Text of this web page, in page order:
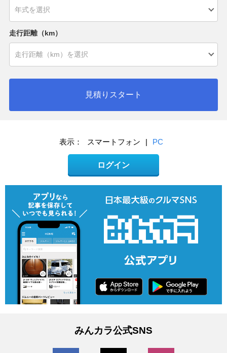
走行距離（km）
見積りスタート
表示： スマートフォン | PC
ログイン
みんカラ公式SNS